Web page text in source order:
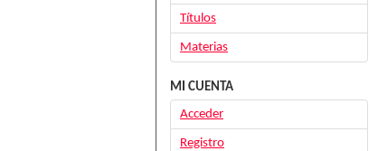
Títulos
Materias
MI CUENTA
Acceder
Registro